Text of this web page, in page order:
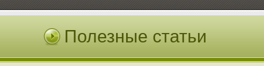
Полезные статьи